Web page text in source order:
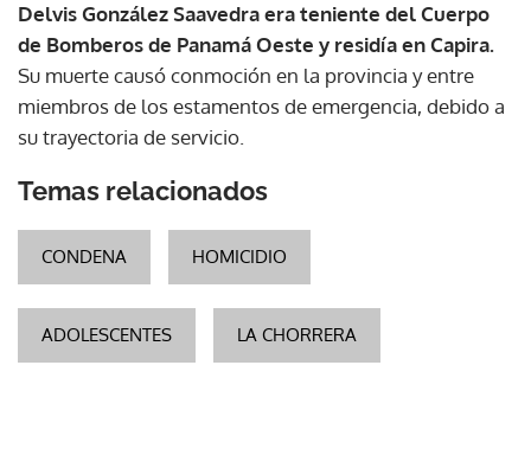
Delvis González Saavedra era teniente del Cuerpo
de Bomberos de Panamá Oeste y residía en Capira.
Su muerte causó conmoción en la provincia y entre
miembros de los estamentos de emergencia, debido a
su trayectoria de servicio.
Temas relacionados
CONDENA HOMICIDIO
ADOLESCENTES LA CHORRERA